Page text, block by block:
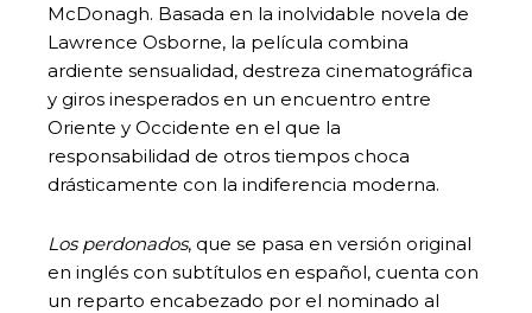
McDonagh. Basada en la inolvidable novela de
Lawrence Osborne, la película combina
ardiente sensualidad, destreza cinematográfica
y giros inesperados en un encuentro entre
Oriente y Occidente en el que la
responsabilidad de otros tiempos choca
drásticamente con la indiferencia moderna.
Los perdonados, que se pasa en versión original
en inglés con subtítulos en español, cuenta con
un reparto encabezado por el nominado al